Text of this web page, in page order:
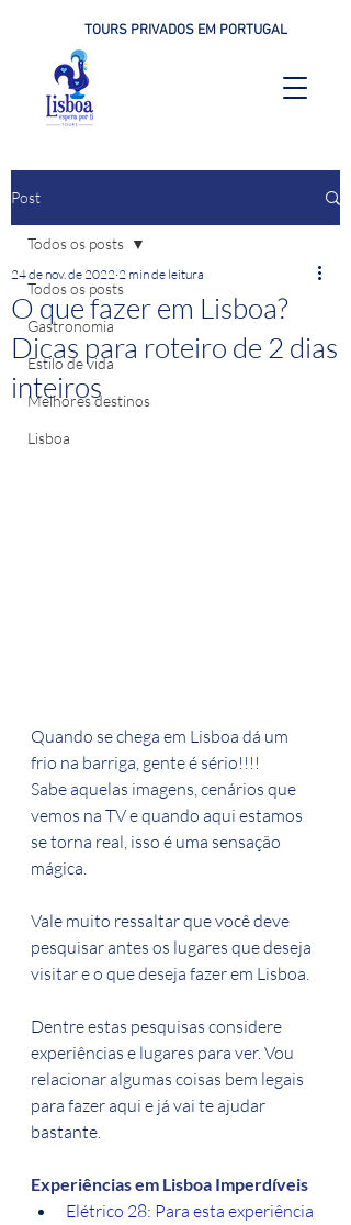
TOURS PRIVADOS EM PORTUGAL
Post
Todos os posts
Gastronomia
Estilo de vida
Melhores destinos
Lisboa
Todos os posts
O que fazer em Lisboa?
Dicas para roteiro de 2 dias
inteiros
24 de nov. de 2022 2 min de leitura
Quando se chega em Lisboa dá um
frio na barriga, gente é sério!!!!
Sabe aquelas imagens, cenários que
vemos na TV e quando aqui estamos
se torna real, isso é uma sensação
mágica.
Vale muito ressaltar que você deve
pesquisar antes os lugares que deseja
visitar e o que deseja fazer em Lisboa.
Dentre estas pesquisas considere
experiências e lugares para ver. Vou
relacionar algumas coisas bem legais
para fazer aqui e já vai te ajudar
bastante.
Experiências em Lisboa Imperdíveis
Elétrico 28: Para esta experiência